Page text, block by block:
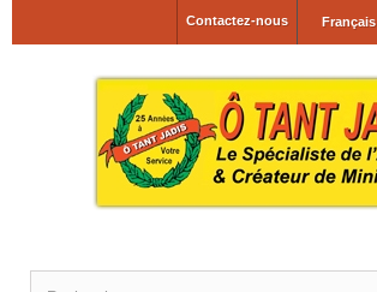
Français
Contactez-nous